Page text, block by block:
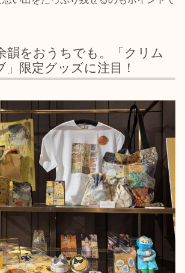
韻をおうちでも。「クリム
」限定グッズに注目！